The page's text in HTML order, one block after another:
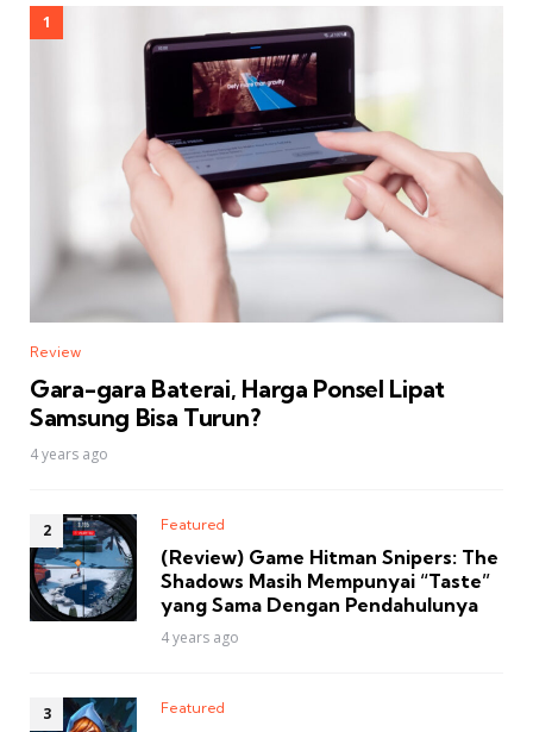
Review
Gara-gara Baterai, Harga Ponsel Lipat
Samsung Bisa Turun?
4 years ago
Featured
(Review) Game Hitman Snipers: The
Shadows Masih Mempunyai “Taste”
yang Sama Dengan Pendahulunya
4 years ago
Featured